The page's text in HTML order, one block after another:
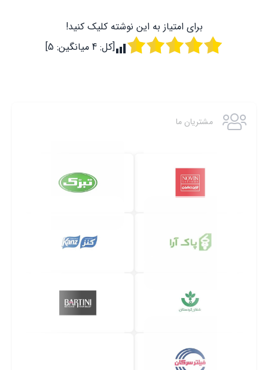
برای امتیاز به این نوشته کلیک کنید!
[کل: 4 میانگین: 5
]
مشتریان ما